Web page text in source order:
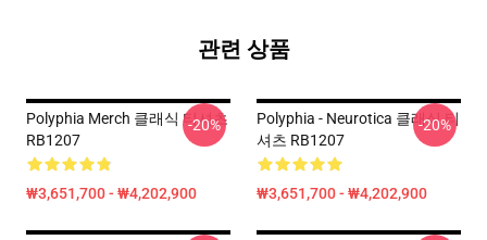
관련 상품
Polyphia Merch 클래식 티셔츠
RB1207
₩3,651,700 - ₩4,202,900
-20%
Polyphia - Neurotica 클래식 티
셔츠 RB1207
₩3,651,700 - ₩4,202,900
-20%